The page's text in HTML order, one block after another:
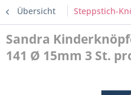
Übersicht Steppstich-
Sandra
141 Ø 15mm 3 St.